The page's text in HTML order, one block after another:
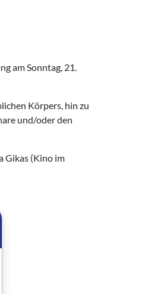
am Sonntag, 21.
Körpers, hin zu
und/oder den
Gikas (Kino im